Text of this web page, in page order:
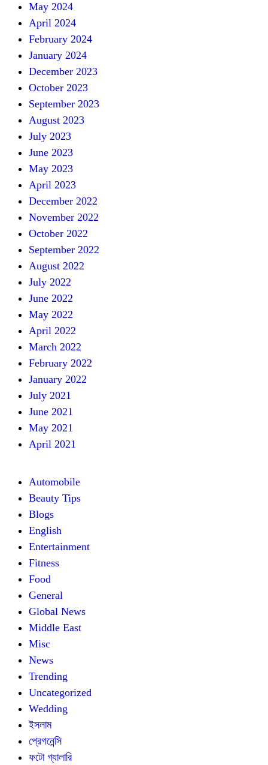
May 2024
April 2024
February 2024
January 2024
December 2023
October 2023
September 2023
August 2023
July 2023
June 2023
May 2023
April 2023
December 2022
November 2022
October 2022
September 2022
August 2022
July 2022
June 2022
May 2022
April 2022
March 2022
February 2022
January 2022
July 2021
June 2021
May 2021
April 2021
Automobile
Beauty Tips
Blogs
English
Entertainment
Fitness
Food
General
Global News
Middle East
Misc
News
Trending
Uncategorized
Wedding
ইসলাম
প্রেগনেন্সি
ফটো গ্যালারি